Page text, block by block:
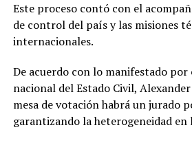
Este proceso contó con el
de control del país y las misiones
internacionales.
De acuerdo con lo manifestado
nacional del Estado Civil, Alexander
mesa de votación habrá un jurado
garantizando la heterogeneidad